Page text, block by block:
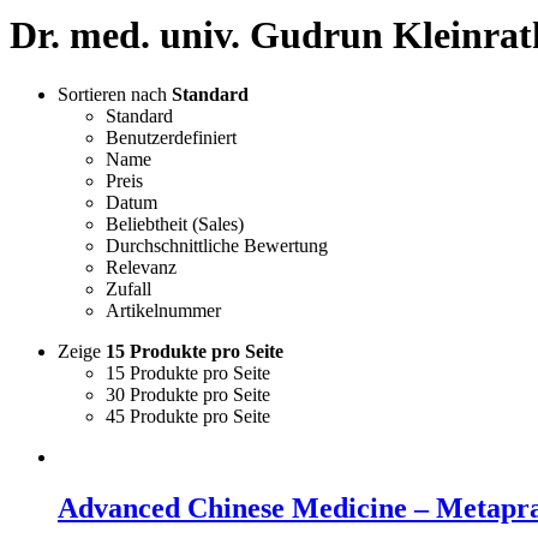
Dr. med. univ. Gudrun
Sortieren nach Standard
Standard
Benutzerdefiniert
Name
Preis
Datum
Beliebtheit (Sales)
Durchschnittliche Bewertung
Relevanz
Zufall
Artikelnummer
Zeige 15 Produkte pro Seite
15 Produkte pro Seite
30 Produkte pro Seite
45 Produkte pro Seite
Advanced Chinese Medicine –